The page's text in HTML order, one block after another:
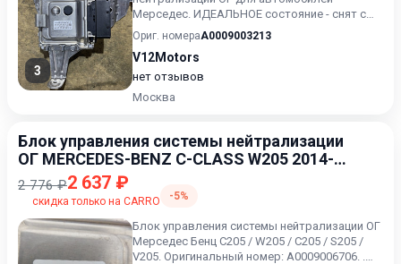
3
Мерседес. ИДЕАЛЬНОЕ состояние - снят с
европейского автомобиля, произ...
Ориг. номераA0009003213
V12Motors
нет отзывов
Москва
Блок управления системы нейтрализации
ОГ MERCEDES-BENZ C-CLASS W205 2014-
2018
2 776 ₽2 637 ₽
скидка только на CARRO -5%
Блок управления системы нейтрализации ОГ
Мерседес Бенц C205 / W205 / С205 / S205 /
V205. Оригинальный номер: А0009006706. .